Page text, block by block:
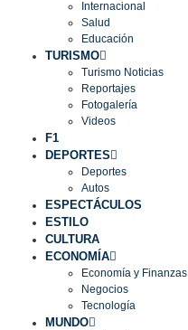
Internacional
Salud
Educación
TURISMO
Turismo Noticias
Reportajes
Fotogalería
Videos
F1
DEPORTES
Deportes
Autos
ESPECTÁCULOS
ESTILO
CULTURA
ECONOMÍA
Economía y Finanzas
Negocios
Tecnología
MUNDO